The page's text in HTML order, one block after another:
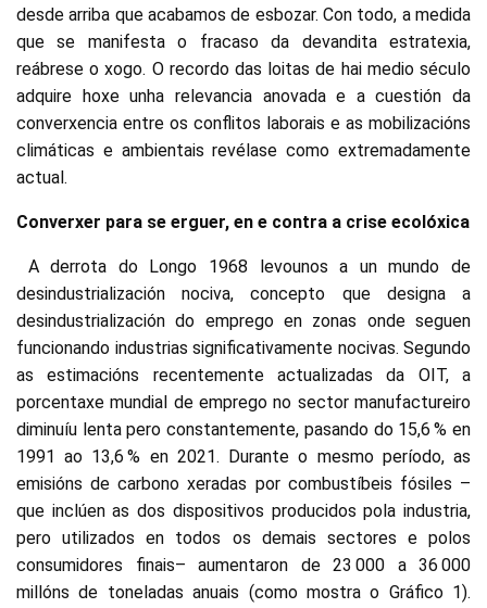
desde arriba que acabamos de esbozar. Con todo, a medida
que se manifesta o fracaso da devandita estratexia,
reábrese o xogo. O recordo das loitas de hai medio século
adquire hoxe unha relevancia anovada e a cuestión da
converxencia entre os conflitos laborais e as mobilizacións
climáticas e ambientais revélase como extremadamente
actual.
Converxer para se erguer, en e contra a crise ecolóxica
A derrota do Longo 1968 levounos a un mundo de
desindustrialización nociva, concepto que designa a
desindustrialización do emprego en zonas onde seguen
funcionando industrias significativamente nocivas. Segundo
as estimacións recentemente actualizadas da OIT, a
porcentaxe mundial de emprego no sector manufactureiro
diminuíu lenta pero constantemente, pasando do 15,6 % en
1991 ao 13,6 % en 2021. Durante o mesmo período, as
emisións de carbono xeradas por combustíbeis fósiles –
que inclúen as dos dispositivos producidos pola industria,
pero utilizados en todos os demais sectores e polos
consumidores finais– aumentaron de 23 000 a 36 000
millóns de toneladas anuais (como mostra o Gráfico 1).